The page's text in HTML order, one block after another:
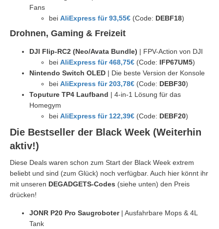
Fans
bei AliExpress für 93,55€ (Code: DEBF18)
Drohnen, Gaming & Freizeit
DJI Flip-RC2 (Neo/Avata Bundle) | FPV-Action von DJI
bei AliExpress für 468,75€ (Code: IFP67UM5)
Nintendo Switch OLED | Die beste Version der Konsole
bei AliExpress für 203,78€ (Code: DEBF30)
Toputure TP4 Laufband | 4-in-1 Lösung für das
Homegym
bei AliExpress für 122,39€ (Code: DEBF20)
Die Bestseller der Black Week (Weiterhin
aktiv!)
Diese Deals waren schon zum Start der Black Week extrem
beliebt und sind (zum Glück) noch verfügbar. Auch hier könnt ihr
mit unseren DEGADGETS-Codes (siehe unten) den Preis
drücken!
JONR P20 Pro Saugroboter| Ausfahrbare Mops & 4L
Tank